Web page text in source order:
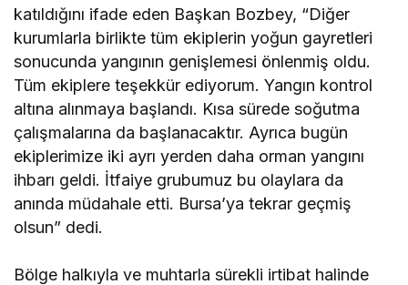
katıldığını ifade eden Başkan Bozbey, “Diğer
kurumlarla birlikte tüm ekiplerin yoğun gayretleri
sonucunda yangının genişlemesi önlenmiş oldu.
Tüm ekiplere teşekkür ediyorum. Yangın kontrol
altına alınmaya başlandı. Kısa sürede soğutma
çalışmalarına da başlanacaktır. Ayrıca bugün
ekiplerimize iki ayrı yerden daha orman yangını
ihbarı geldi. İtfaiye grubumuz bu olaylara da
anında müdahale etti. Bursa’ya tekrar geçmiş
olsun” dedi.
Bölge halkıyla ve muhtarla sürekli irtibat halinde